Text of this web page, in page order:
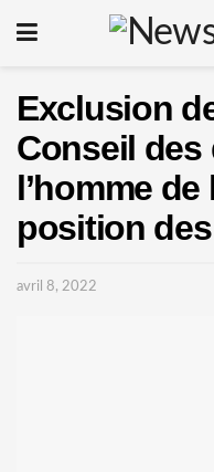
Exclusion
Conseil des
l’homme de
position
avril 8, 2022